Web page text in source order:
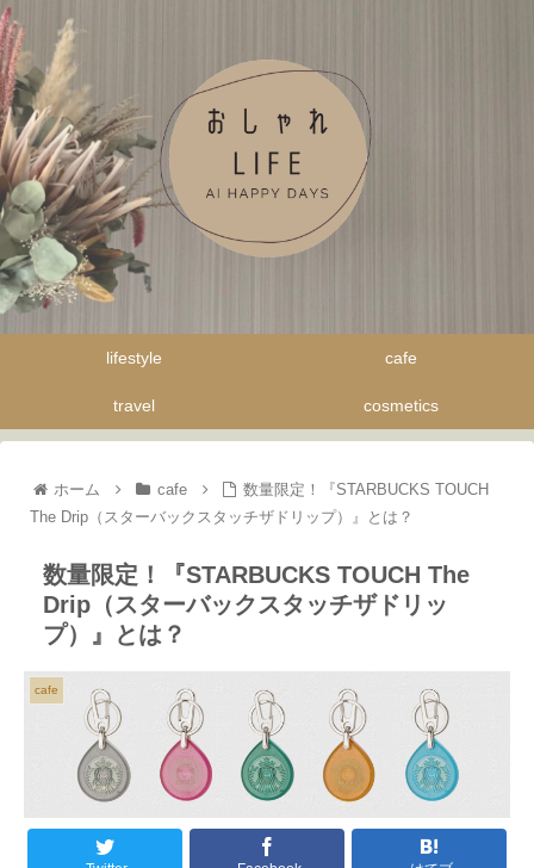
lifestyle cafe
travel cosmetics
ホーム cafe
数量限定！『STARBUCKS TOUCH
The Drip（スターバックスタッチザドリップ）』とは？
数量限定！『STARBUCKS TOUCH The
Drip（スターバックスタッチザドリッ
プ）』とは？
cafe